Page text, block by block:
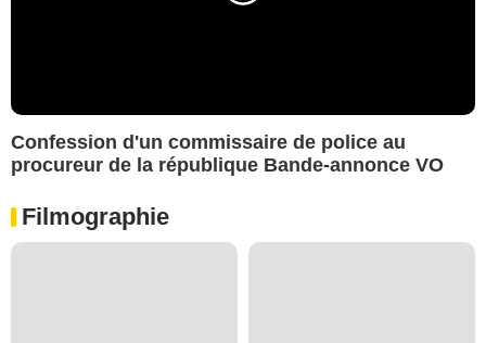
Confession d'un commissaire de police au
procureur de la république Bande-annonce VO
Filmographie